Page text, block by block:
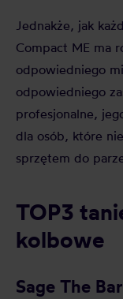
Jednakże, jak
Compact ME ma
odpowiedniego
odpowiedniego
profesjonalne,
dla osób, które
sprzętem do
TOP3
kolbowe
Sage The